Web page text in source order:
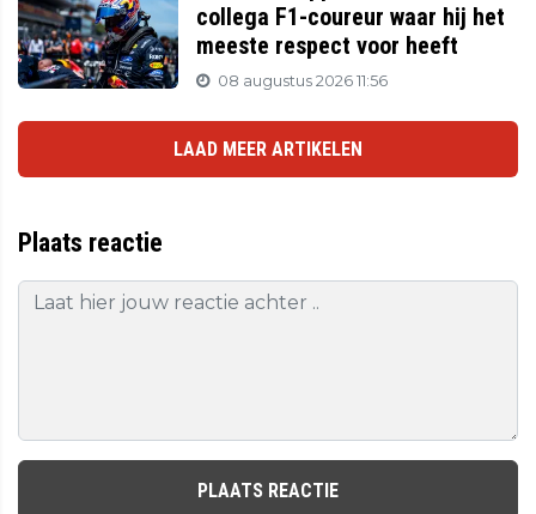
collega F1-coureur waar hij het
meeste respect voor heeft
08 augustus 2026 11:56
LAAD MEER ARTIKELEN
Plaats reactie
PLAATS REACTIE